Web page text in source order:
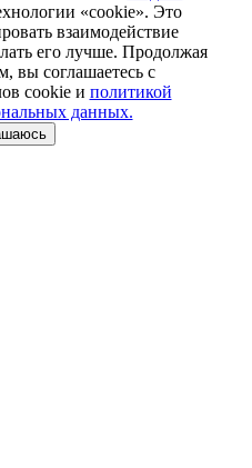
«cookie». Это
взаимодействие
его лучше. Продолжая
вы соглашаетесь с
cookie и политикой
данных.